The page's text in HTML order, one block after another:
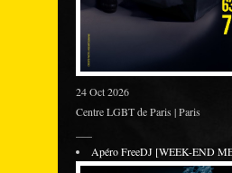
24 Oct 2026
Centre LGBT de Paris | Paris
Apéro FreeDJ [WEEK-END